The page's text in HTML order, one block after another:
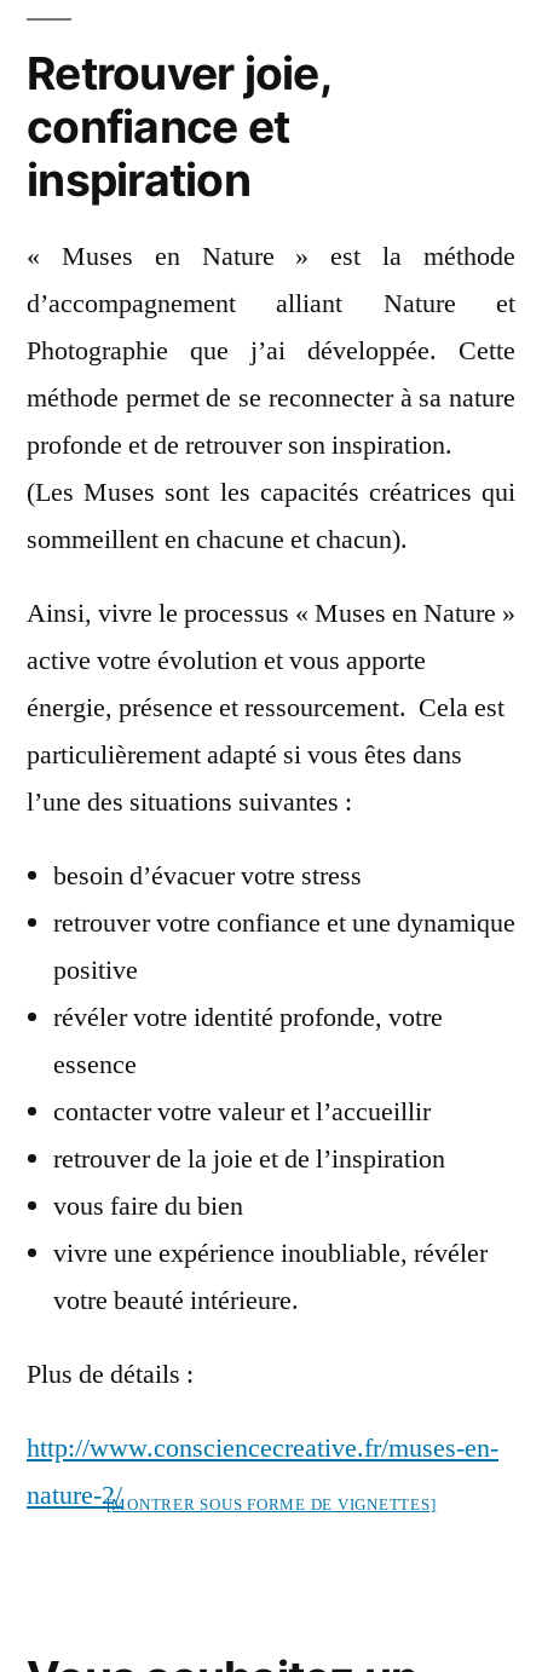
Retrouver joie,
confiance et
inspiration
« Muses en Nature » est la méthode
d’accompagnement alliant Nature et
Photographie que j’ai développée. Cette
méthode permet de se reconnecter à sa nature
profonde et de retrouver son inspiration.
(Les Muses sont les capacités créatrices qui
sommeillent en chacune et chacun).
Ainsi, vivre le processus « Muses en Nature »
active votre évolution et vous apporte
énergie, présence et ressourcement. Cela est
particulièrement adapté si vous êtes dans
l’une des situations suivantes :
besoin d’évacuer votre stress
retrouver votre confiance et une dynamique
positive
révéler votre identité profonde, votre
essence
contacter votre valeur et l’accueillir
retrouver de la joie et de l’inspiration
vous faire du bien
vivre une expérience inoubliable, révéler
votre beauté intérieure.
Plus de détails :
http://www.consciencecreative.fr/muses-en-
nature-2/[MONTRER SOUS FORME DE VIGNETTES]